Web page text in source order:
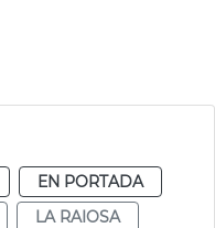
EN PORTADA
LA RAIOSA